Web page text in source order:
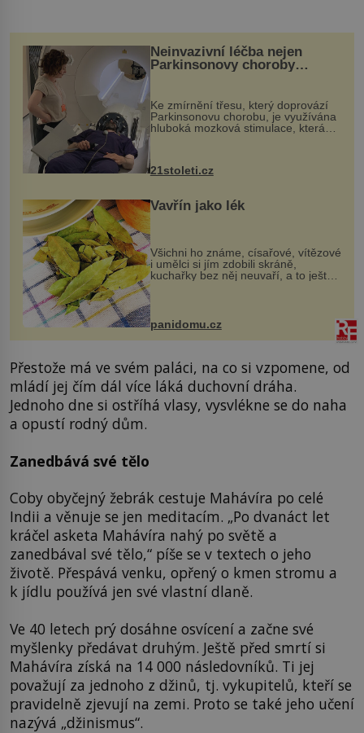
Neinvazivní léčba nejen
Parkinsonovy choroby
Ke zmírnění třesu, který doprovází
Parkinsonovu chorobu, je využívána
hluboká mozková stimulace, která
však vyžaduje vysoce invazivní
zákrok. Ultrazvuk zase není vhodný
k dostatečně přesnému zacílení ...
21stoleti.cz
Vavřín jako lék
Všichni ho známe, císařové, vítězové
i umělci si jím zdobili skráně,
kuchařky bez něj neuvaří, a to ještě
nevíte, že bobkový list může výrazně
zmírnit některé naše neduhy.
Obsahuje v malém množství ně...
panidomu.cz
Přestože má ve svém paláci, na co si vzpomene, od
mládí jej čím dál více láká duchovní dráha.
Jednoho dne si ostříhá vlasy, vysvlékne se do naha
a opustí rodný dům.
Zanedbává své tělo
Coby obyčejný žebrák cestuje Mahávíra po celé
Indii a věnuje se jen meditacím. „Po dvanáct let
kráčel asketa Mahávíra nahý po světě a
zanedbával své tělo,“ píše se v textech o jeho
životě. Přespává venku, opřený o kmen stromu a
k jídlu používá jen své vlastní dlaně.
Ve 40 letech prý dosáhne osvícení a začne své
myšlenky předávat druhým. Ještě před smrtí si
Mahávíra získá na 14 000 následovníků. Ti jej
považují za jednoho z džinů, tj. vykupitelů, kteří se
pravidelně zjevují na zemi. Proto se také jeho učení
nazývá „džinismus“.